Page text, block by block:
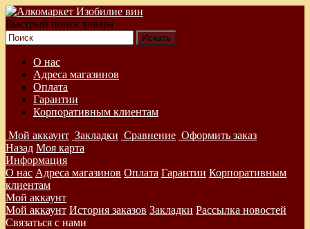
Быстрый поиск товара
О нас
Адреса магазинов
Оплата
Гарантии
Корпоративным клиентам
Мой аккаунт Закладки Сравнение Оформить заказ
Назад Моя карта
Информация
О нас Адреса магазинов Оплата Гарантии Корпоративным
клиентам
Мой аккаунт
Мой аккаунт История заказов Закладки Рассылка новостей
Связаться с нами